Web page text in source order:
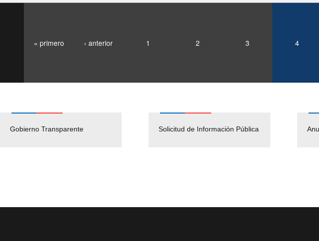
« primero ‹ anterior 1 2 3 4
Gobierno Transparente Solicitud de Información Pública
Pago Proveedores
Empleos Públicos